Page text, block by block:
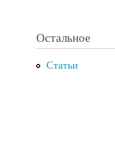
Остальное
Статьи